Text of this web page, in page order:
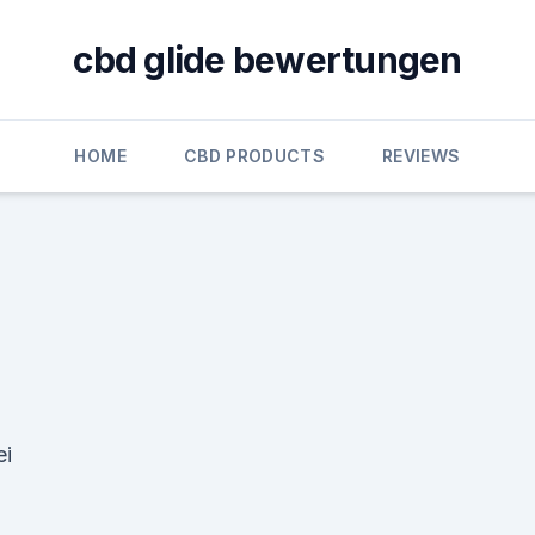
cbd glide bewertungen
HOME CBD PRODUCTS REVIEWS